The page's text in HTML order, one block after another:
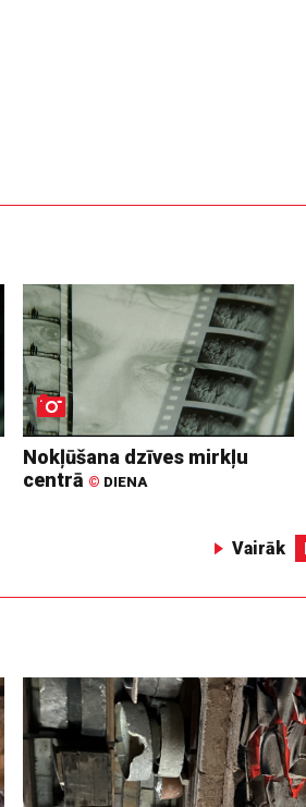
Nokļūšana dzīves mirkļu
centrā © DIENA
Vairāk